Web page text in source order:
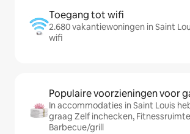
Toegang tot wifi
2.680 vakantiewoningen in Saint
wifi
Populaire voorzieningen voor
In accommodaties in Saint Louis
graag Zelf inchecken,
Barbecue/grill